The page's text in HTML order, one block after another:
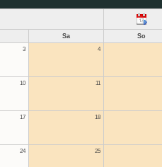
Sa So
3 4
10 11
17 18
24 25